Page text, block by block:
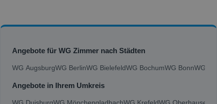
Angebote für WG Zimmer nach Städten
WG AugsburgWG BerlinWG BielefeldWG BochumWG BonnWG
Angebote in Ihrem Umkreis